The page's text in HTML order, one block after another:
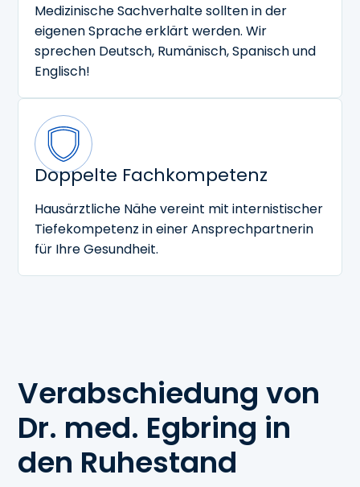
Medizinische Sachverhalte sollten in der
eigenen Sprache erklärt werden. Wir
sprechen Deutsch, Rumänisch, Spanisch und
Englisch!
Doppelte Fachkompetenz
Hausärztliche Nähe vereint mit internistischer
Tiefekompetenz in einer Ansprechpartnerin
für Ihre Gesundheit.
Verabschiedung von
Dr. med. Egbring in
den Ruhestand